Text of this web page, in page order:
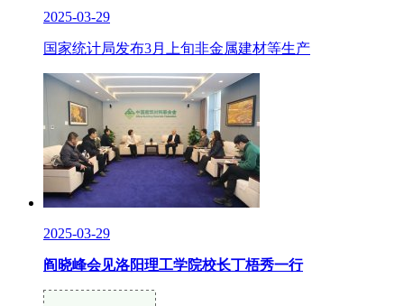
2025-03-29
国家统计局发布3月上旬非金属建材等生产
2025-03-29
阎晓峰会见洛阳理工学院校长丁梧秀一行